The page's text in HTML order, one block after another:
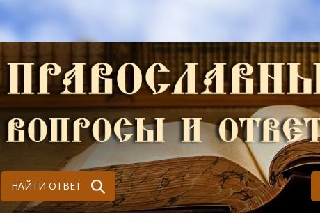
НАЙТИ ОТВЕТ